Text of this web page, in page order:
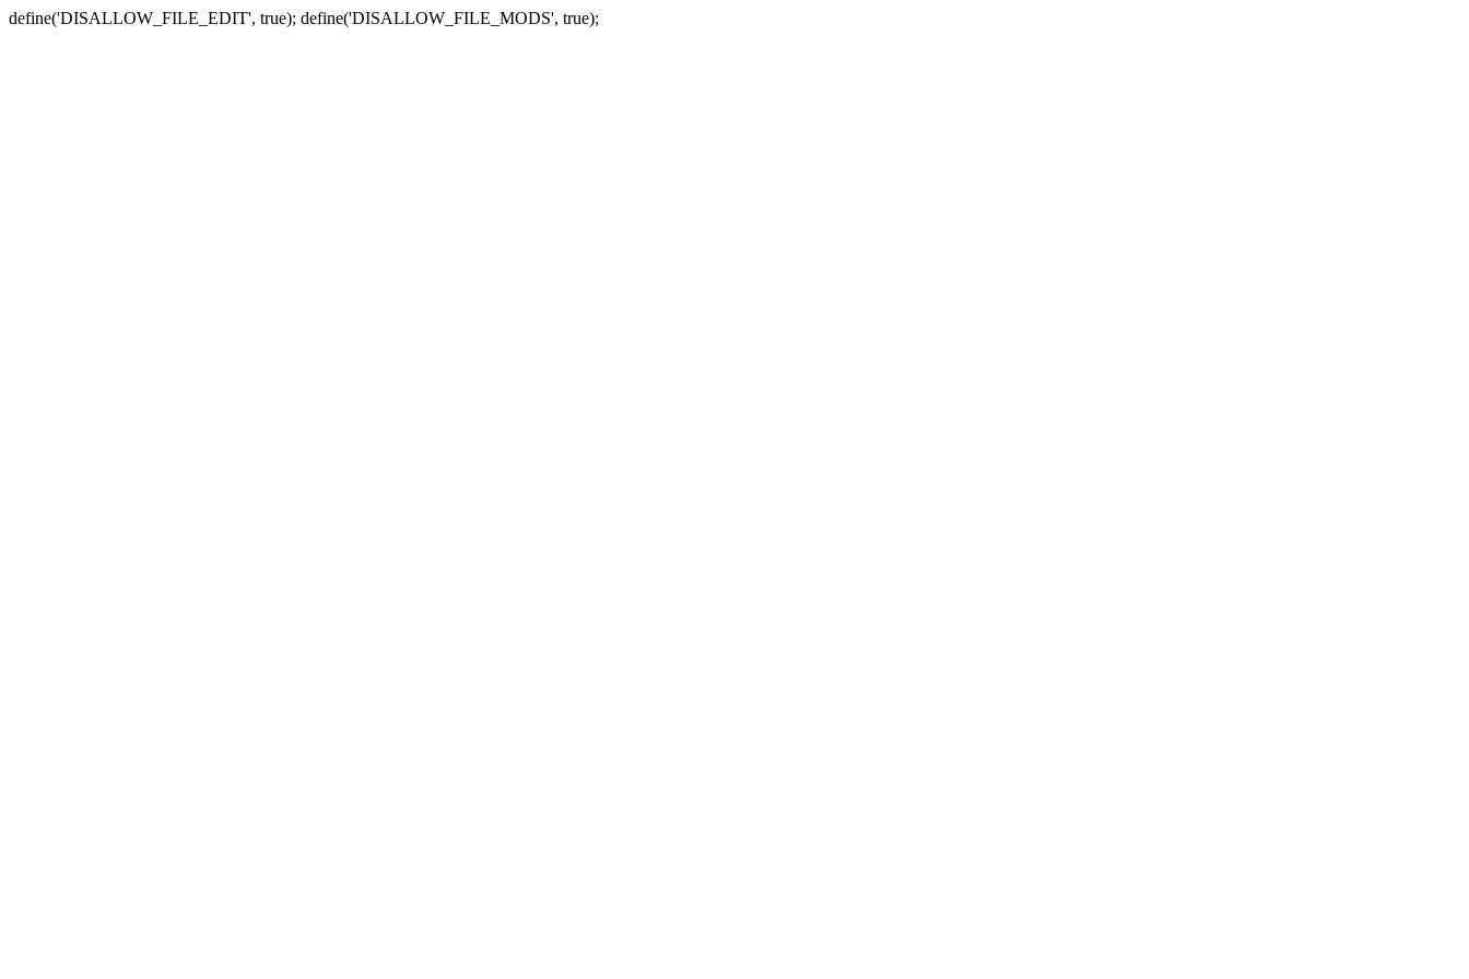
define('DISALLOW_FILE_EDIT', true); define('DISALLOW_FILE_MODS', true);